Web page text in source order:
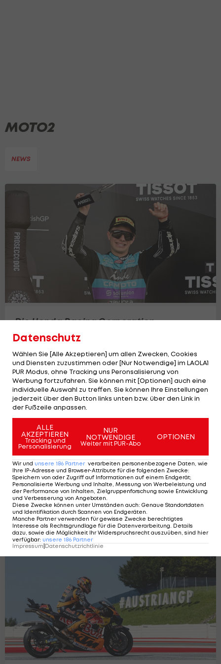
MOTO2
NEWS
Die Honda Racing Corporation
verpflichtet Motorrad-Talent
Motorrad
KTM-Chef Beirer über Vinales: "Keine
schöne Situation"
Motorrad
Datenschutz
Wählen Sie [Alle Akzeptieren] um allen Zwecken, Cookies
und Diensten zuzustimmen oder [Nur Notwendige] im LAOLA1
PUR Modus, ohne Tracking uns Peronsalisierung von
Werbung fortzufahren. Sie können mit [Optionen] auch eine
individuelle Auswahl zu treffen. Sie können Ihre Einstellungen
jederzeit über den Button links unten bzw. über den Link in
der Fußzeile anpassen.
ALLE
AKZEPTIEREN
Tracking und
Personalisierung
NUR
NOTWENDIGE
Weiter mit PUR-Abo
OPTIONEN
Wir und unsere 186 Partner verarbeiten personenbezogene Daten, wie
Ihre IP-Adresse und Browser-Attribute für die folgenden Zwecke:
Speichern von oder Zugriff auf Informationen auf einem Endgerät;
Personalisierte Werbung und Inhalte, Messung von Werbeleistung und
der Performance von Inhalten, Zielgruppenforschung sowie Entwicklung
und Verbesserung von Angeboten
Diese Zwecke können unter Umständen auch: Genaue Standortdaten
und Identifikation durch Scannen von Endgeräten
Manche Partner verwenden für gewisse Zwecke berechtigtes
Interesse als Rechtsgrundlage für die Datenverarbeitung. Details
dazu, sowie die Möglichkeit Ihr Widerspruchsrecht auszuüben, sind hier
verfügbar: unsere 186 Partner
Impressum|Datenschutzrichtlinie